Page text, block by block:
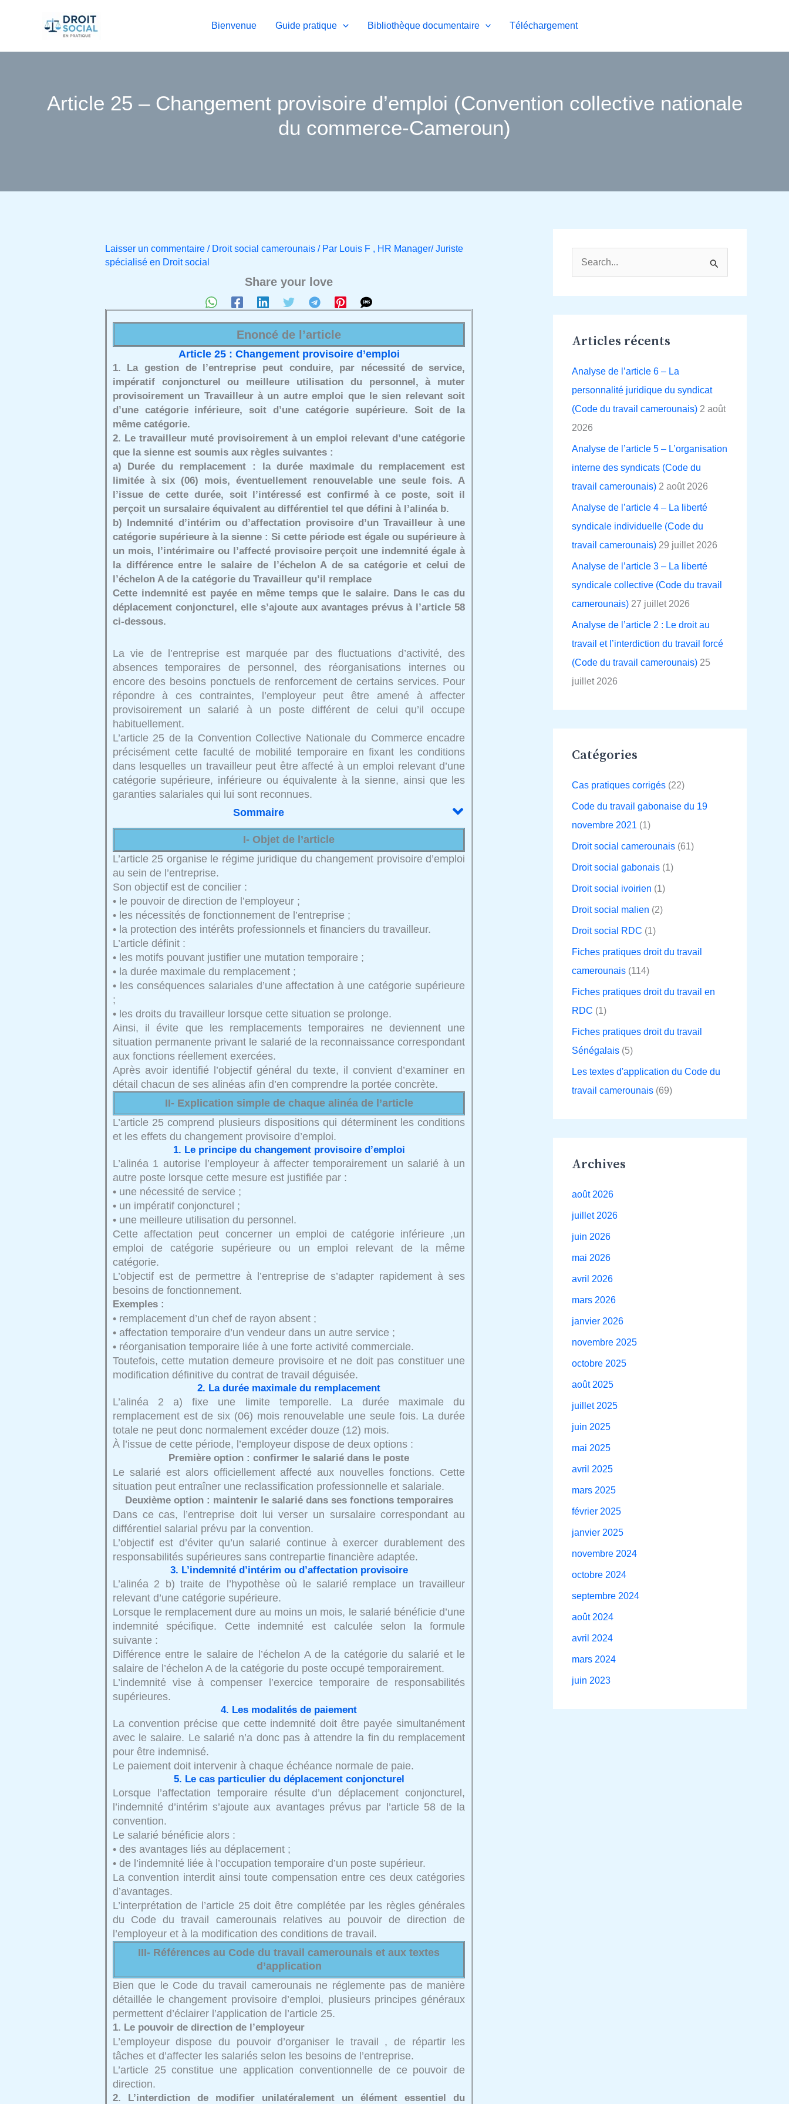
Bienvenue Guide pratique Bibliothèque documentaire Téléchargement
Article 25 – Changement provisoire d’emploi (Convention collective nationale
du commerce-Cameroun)
Laisser un commentaire / Droit social camerounais/ Par Louis F , HR Manager/ Juriste
spécialisé en Droit social
Share your love
Enoncé de l’article
Article 25 : Changement provisoire d’emploi
1. La gestion de l’entreprise peut conduire, par nécessité de service,
impératif conjoncturel ou meilleure utilisation du personnel, à muter
provisoirement un Travailleur à un autre emploi que le sien relevant soit
d’une catégorie inférieure, soit d’une catégorie supérieure. Soit de la
même catégorie.
2. Le travailleur muté provisoirement à un emploi relevant d’une catégorie
que la sienne est soumis aux règles suivantes :
a) Durée du remplacement : la durée maximale du remplacement est
limitée à six (06) mois, éventuellement renouvelable une seule fois. A
l’issue de cette durée, soit l’intéressé est confirmé à ce poste, soit il
perçoit un sursalaire équivalent au différentiel tel que défini à l’alinéa b.
b) Indemnité d’intérim ou d’affectation provisoire d’un Travailleur à une
catégorie supérieure à la sienne : Si cette période est égale ou supérieure à
un mois, l’intérimaire ou l’affecté provisoire perçoit une indemnité égale à
la différence entre le salaire de l’échelon A de sa catégorie et celui de
l’échelon A de la catégorie du Travailleur qu’il remplace
Cette indemnité est payée en même temps que le salaire. Dans le cas du
déplacement conjoncturel, elle s’ajoute aux avantages prévus à l’article 58
ci-dessous.
La vie de l’entreprise est marquée par des fluctuations d’activité, des
absences temporaires de personnel, des réorganisations internes ou
encore des besoins ponctuels de renforcement de certains services. Pour
répondre à ces contraintes, l’employeur peut être amené à affecter
provisoirement un salarié à un poste différent de celui qu’il occupe
habituellement.
L’article 25 de la Convention Collective Nationale du Commerce encadre
précisément cette faculté de mobilité temporaire en fixant les conditions
dans lesquelles un travailleur peut être affecté à un emploi relevant d’une
catégorie supérieure, inférieure ou équivalente à la sienne, ainsi que les
garanties salariales qui lui sont reconnues.
Sommaire
I- Objet de l’article
L’article 25 organise le régime juridique du changement provisoire d’emploi
au sein de l’entreprise.
Son objectif est de concilier :
• le pouvoir de direction de l’employeur ;
• les nécessités de fonctionnement de l’entreprise ;
• la protection des intérêts professionnels et financiers du travailleur.
L’article définit :
• les motifs pouvant justifier une mutation temporaire ;
• la durée maximale du remplacement ;
• les conséquences salariales d’une affectation à une catégorie supérieure
;
• les droits du travailleur lorsque cette situation se prolonge.
Ainsi, il évite que les remplacements temporaires ne deviennent une
situation permanente privant le salarié de la reconnaissance correspondant
aux fonctions réellement exercées.
Après avoir identifié l’objectif général du texte, il convient d’examiner en
détail chacun de ses alinéas afin d’en comprendre la portée concrète.
II- Explication simple de chaque alinéa de l’article
L’article 25 comprend plusieurs dispositions qui déterminent les conditions
et les effets du changement provisoire d’emploi.
1. Le principe du changement provisoire d’emploi
L’alinéa 1 autorise l’employeur à affecter temporairement un salarié à un
autre poste lorsque cette mesure est justifiée par :
• une nécessité de service ;
• un impératif conjoncturel ;
• une meilleure utilisation du personnel.
Cette affectation peut concerner un emploi de catégorie inférieure ,un
emploi de catégorie supérieure ou un emploi relevant de la même
catégorie.
L’objectif est de permettre à l’entreprise de s’adapter rapidement à ses
besoins de fonctionnement.
Exemples :
• remplacement d’un chef de rayon absent ;
• affectation temporaire d’un vendeur dans un autre service ;
• réorganisation temporaire liée à une forte activité commerciale.
Toutefois, cette mutation demeure provisoire et ne doit pas constituer une
modification définitive du contrat de travail déguisée.
2. La durée maximale du remplacement
L’alinéa 2 a) fixe une limite temporelle. La durée maximale du
remplacement est de six (06) mois renouvelable une seule fois. La durée
totale ne peut donc normalement excéder douze (12) mois.
À l’issue de cette période, l’employeur dispose de deux options :
Première option : confirmer le salarié dans le poste
Le salarié est alors officiellement affecté aux nouvelles fonctions. Cette
situation peut entraîner une reclassification professionnelle et salariale.
Deuxième option : maintenir le salarié dans ses fonctions temporaires
Dans ce cas, l’entreprise doit lui verser un sursalaire correspondant au
différentiel salarial prévu par la convention.
L’objectif est d’éviter qu’un salarié continue à exercer durablement des
responsabilités supérieures sans contrepartie financière adaptée.
3. L’indemnité d’intérim ou d’affectation provisoire
L’alinéa 2 b) traite de l’hypothèse où le salarié remplace un travailleur
relevant d’une catégorie supérieure.
Lorsque le remplacement dure au moins un mois, le salarié bénéficie d’une
indemnité spécifique. Cette indemnité est calculée selon la formule
suivante :
Différence entre le salaire de l’échelon A de la catégorie du salarié et le
salaire de l’échelon A de la catégorie du poste occupé temporairement.
L’indemnité vise à compenser l’exercice temporaire de responsabilités
supérieures.
4. Les modalités de paiement
La convention précise que cette indemnité doit être payée simultanément
avec le salaire. Le salarié n’a donc pas à attendre la fin du remplacement
pour être indemnisé.
Le paiement doit intervenir à chaque échéance normale de paie.
5. Le cas particulier du déplacement conjoncturel
Lorsque l’affectation temporaire résulte d’un déplacement conjoncturel,
l’indemnité d’intérim s’ajoute aux avantages prévus par l’article 58 de la
convention.
Le salarié bénéficie alors :
• des avantages liés au déplacement ;
• de l’indemnité liée à l’occupation temporaire d’un poste supérieur.
La convention interdit ainsi toute compensation entre ces deux catégories
d’avantages.
L’interprétation de l’article 25 doit être complétée par les règles générales
du Code du travail camerounais relatives au pouvoir de direction de
l’employeur et à la modification des conditions de travail.
III- Références au Code du travail camerounais et aux textes
d’application
Bien que le Code du travail camerounais ne réglemente pas de manière
détaillée le changement provisoire d’emploi, plusieurs principes généraux
permettent d’éclairer l’application de l’article 25.
1. Le pouvoir de direction de l’employeur
L’employeur dispose du pouvoir d’organiser le travail , de répartir les
tâches et d’affecter les salariés selon les besoins de l’entreprise.
L’article 25 constitue une application conventionnelle de ce pouvoir de
direction.
2. L’interdiction de modifier unilatéralement un élément essentiel du
e
h
e
:
Articles récents
Analyse de l’article 6 – La
personnalité juridique du syndicat
(Code du travail camerounais) 2 août
2026
Analyse de l’article 5 – L’organisation
interne des syndicats (Code du
travail camerounais) 2 août 2026
Analyse de l’article 4 – La liberté
syndicale individuelle (Code du
travail camerounais) 29 juillet 2026
Analyse de l’article 3 – La liberté
syndicale collective (Code du travail
camerounais) 27 juillet 2026
Analyse de l’article 2 : Le droit au
travail et l’interdiction du travail forcé
(Code du travail camerounais) 25
juillet 2026
Catégories
Cas pratiques corrigés (22)
Code du travail gabonaise du 19
novembre 2021 (1)
Droit social camerounais (61)
Droit social gabonais (1)
Droit social ivoirien (1)
Droit social malien (2)
Droit social RDC (1)
Fiches pratiques droit du travail
camerounais (114)
Fiches pratiques droit du travail en
RDC (1)
Fiches pratiques droit du travail
Sénégalais (5)
Les textes d'application du Code du
travail camerounais (69)
Archives
août 2026
juillet 2026
juin 2026
mai 2026
avril 2026
mars 2026
janvier 2026
novembre 2025
octobre 2025
août 2025
juillet 2025
juin 2025
mai 2025
avril 2025
mars 2025
février 2025
janvier 2025
novembre 2024
octobre 2024
septembre 2024
août 2024
avril 2024
mars 2024
juin 2023